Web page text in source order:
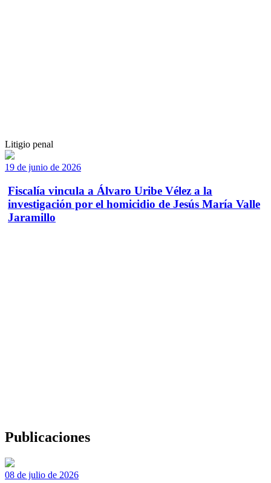
Litigio penal
19 de junio de 2026
Fiscalía vincula a Álvaro Uribe Vélez a la
investigación por el homicidio de Jesús María Valle
Jaramillo
Publicaciones
08 de julio de 2026